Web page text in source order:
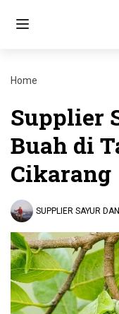
Home
Supplier
Buah di
Cikarang
SUPPLIER SAYUR